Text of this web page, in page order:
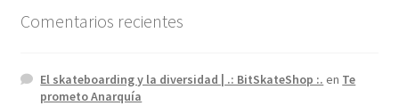
Comentarios recientes
El skateboarding y la diversidad | .: BitSkateShop :. en Te
prometo Anarquía